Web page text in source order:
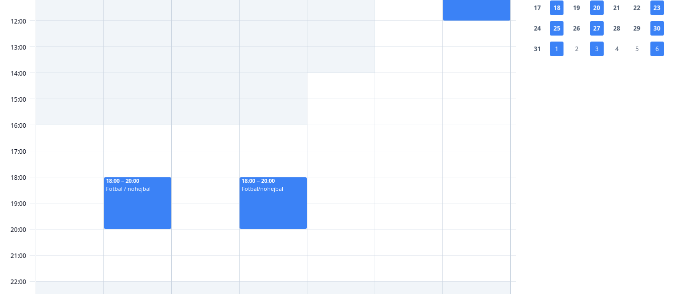
17 18 19 20 21 22 23
24 25 26 27 28 29 30
31 1 2 3 4 5 6
12:00
13:00
14:00
15:00
16:00
17:00
18:00
19:00
20:00
21:00
22:00
18:00 − 20:00
Fotbal / nohejbal
18:00 − 20:00
Fotbal/nohejbal